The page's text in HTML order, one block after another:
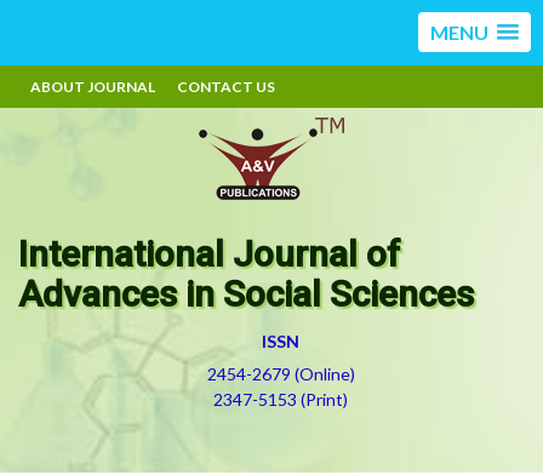
MENU
ABOUT JOURNAL CONTACT US
International Journal of
Advances in Social Sciences
ISSN
2454-2679 (Online)
2347-5153 (Print)